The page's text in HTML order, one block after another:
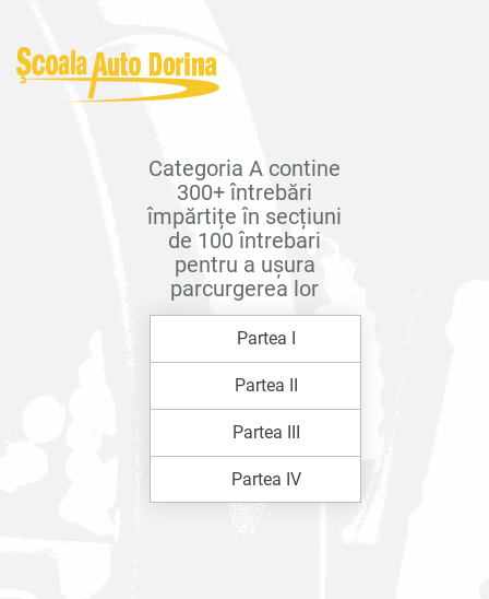
Categoria A contine
300+ întrebări
împărtițe în secțiuni
de 100 întrebari
pentru a ușura
parcurgerea lor
Partea I
Partea II
Partea III
Partea IV